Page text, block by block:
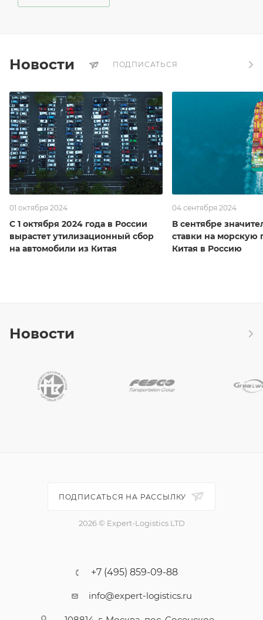
Новости ПОДПИСАТЬСЯ
01 октября 2024
С 1 октября 2024 года в России
вырастет утилизационный сбор
на автомобили из Китая
04 сентября 2024
В сентябре
ставки на морскую
Китая в Россию
Новости
ПОДПИСАТЬСЯ НА РАССЫЛКУ
2026 © Expert-Logistics LTD
+7 (495) 859-09-88
info@expert-logistics.ru